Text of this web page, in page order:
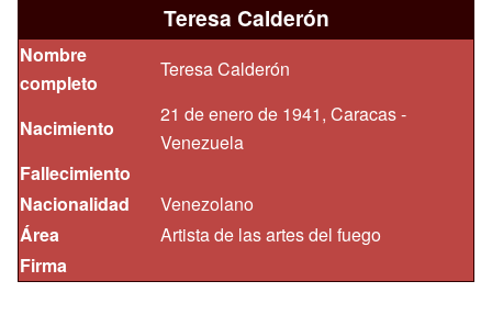
Teresa Calderón
Nombre
completo
Teresa Calderón
Nacimiento
21 de enero de 1941, Caracas -
Venezuela
Fallecimiento
Nacionalidad
Venezolano
Área
Artista de las artes del fuego
Firma